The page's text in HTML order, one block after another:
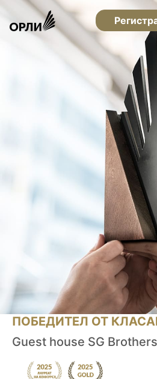
ПОБЕДИТЕЛ ОТ
Guest house SG